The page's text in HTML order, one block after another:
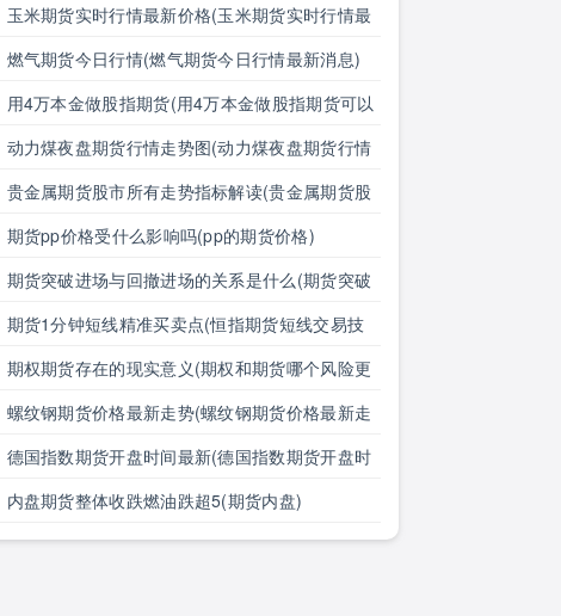
意思)
玉米期货实时行情最新价格(玉米期货实时行情最
新价格表)
燃气期货今日行情(燃气期货今日行情最新消息)
用4万本金做股指期货(用4万本金做股指期货可以
吗)
动力煤夜盘期货行情走势图(动力煤夜盘期货行情
走势图最新)
贵金属期货股市所有走势指标解读(贵金属期货股
市所有走势指标解读图)
期货pp价格受什么影响吗(pp的期货价格)
期货突破进场与回撤进场的关系是什么(期货突破
进场与回撤进场的关系是什么意思)
期货1分钟短线精准买卖点(恒指期货短线交易技
巧大全)
期权期货存在的现实意义(期权和期货哪个风险更
大)
螺纹钢期货价格最新走势(螺纹钢期货价格最新走
势图)
德国指数期货开盘时间最新(德国指数期货开盘时
间最新消息)
内盘期货整体收跌燃油跌超5(期货内盘)